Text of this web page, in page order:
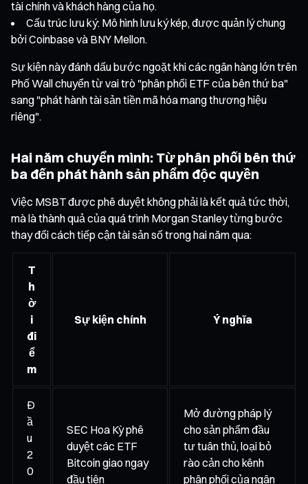
tài chính và khách hàng của họ.
Cấu trúc lưu ký: Mô hình lưu ký kép, được quản lý chung
bởi Coinbase và BNY Mellon.
Sự kiện này đánh dấu bước ngoặt khi các ngân hàng lớn trên
Phố Wall chuyển từ vai trò "phân phối ETF của bên thứ ba"
sang "phát hành tài sản tiền mã hóa mang thương hiệu
riêng".
Hai năm chuyển mình: Từ phân phối bên thứ
ba đến phát hành sản phẩm độc quyền
Việc MSBT được phê duyệt không phải là kết quả tức thời,
mà là thành quả của quá trình Morgan Stanley từng bước
thay đổi cách tiếp cận tài sản số trong hai năm qua:
T
h
ờ
i
đi
ể
m
Sự kiện chính Ý nghĩa
Đ
ầ
u
2
0
SEC Hoa Kỳ phê
duyệt các ETF
Bitcoin giao ngay
đầu tiên
Mở đường pháp lý
cho sản phẩm đầu
tư tuân thủ, loại bỏ
rào cản cho kênh
phân phối của ngân